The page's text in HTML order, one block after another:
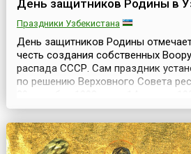
День защитников Родины в
Праздники Узбекистана
День защитников Родины
честь создания собственных
распада СССР. Сам праздник
по решению Верховного Совета
Узбекистана принял решение о
соединений, военных учебных
воинских формирований,